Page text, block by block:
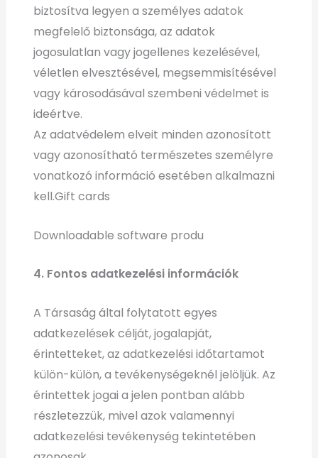
biztosítva legyen a személyes adatok
megfelelő biztonsága, az adatok
jogosulatlan vagy jogellenes kezelésével,
véletlen elvesztésével, megsemmisítésével
vagy károsodásával szembeni védelmet is
ideértve.
Az adatvédelem elveit minden azonosított
vagy azonosítható természetes személyre
vonatkozó információ esetében alkalmazni
kell.Gift cards
Downloadable software produ
4. Fontos adatkezelési információk
A Társaság által folytatott egyes
adatkezelések célját, jogalapját,
érintetteket, az adatkezelési időtartamot
külön-külön, a tevékenységeknél jelöljük. Az
érintettek jogai a jelen pontban alább
részletezzük, mivel azok valamennyi
adatkezelési tevékenység tekintetében